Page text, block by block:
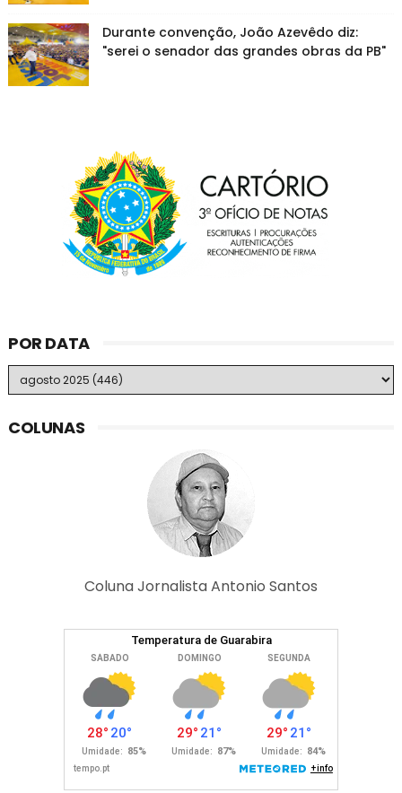
Durante convenção, João Azevêdo diz:
"serei o senador das grandes obras da PB"
POR DATA
COLUNAS
Coluna Jornalista Antonio Santos